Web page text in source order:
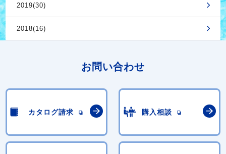
2019(30)
2018(16)
お問い合わせ
カタログ請求 購入相談